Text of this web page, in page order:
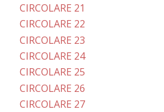
CIRCOLARE 21
CIRCOLARE 22
CIRCOLARE 23
CIRCOLARE 24
CIRCOLARE 25
CIRCOLARE 26
CIRCOLARE 27